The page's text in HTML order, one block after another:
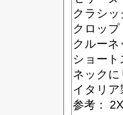
クラシッ
クロップ
クルーネ
ショー
ネック
イタリア
参考：